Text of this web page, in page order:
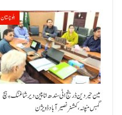
بلوچستان
مین حیردین ڈرینج اٹی سندھ انا پین دیر شاغنگ ءِ ہچ
گہس منپنہ،کمشنر نصیرآباد ڈویژن